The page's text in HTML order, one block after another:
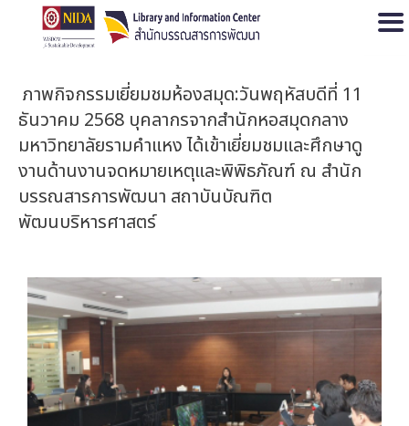
ภาพกิจกรรมเยี่ยมชมห้องสมุด:วันพฤหัสบดีที่ 11
ธันวาคม 2568 บุคลากรจากสำนักหอสมุดกลาง
มหาวิทยาลัยรามคำแหง ได้เข้าเยี่ยมชมและศึกษาดู
งานด้านงานจดหมายเหตุและพิพิธภัณฑ์ ณ สำนัก
บรรณสารการพัฒนา สถาบันบัณฑิต
พัฒนบริหารศาสตร์